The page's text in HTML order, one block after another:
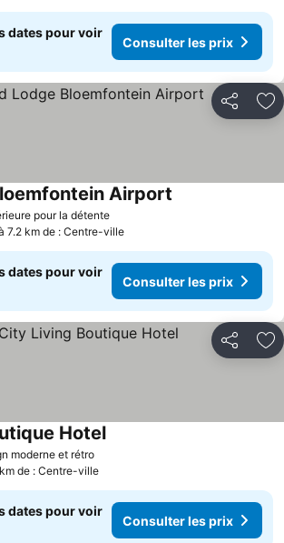
dates pour voir
Consulter les prix
Partager
pour la détenteConsulter les prix
Airport
7.2 km de : Centre-ville
dates pour voir
Consulter les prix
Partager
moderne et rétroConsulter les prix
HotelConsulter les prix
de : Centre-ville
dates pour voir
Consulter les prix